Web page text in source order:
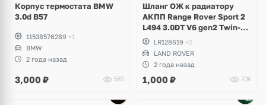
Корпус термостата BMW
3.0d B57
11538576289 +1
BMW
2 года назад
3,000 ₽ 582
Шланг ОЖ к радиатору
АКПП Range Rover Sport 2
L494 3.0DT V6 gen2 Twin-
turboLR128619 +2
LAND ROVER
2 года назад
1,000 ₽ 706